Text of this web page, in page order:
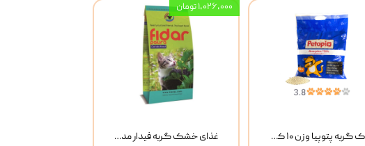
غذای خشک گربه فیدار مدل Adult وزن 10 کیلوگرم
۱,۰۲۶,۰۰۰ تومان
خاک گربه پتوپیا وزن ۱۰ کیلوگرم